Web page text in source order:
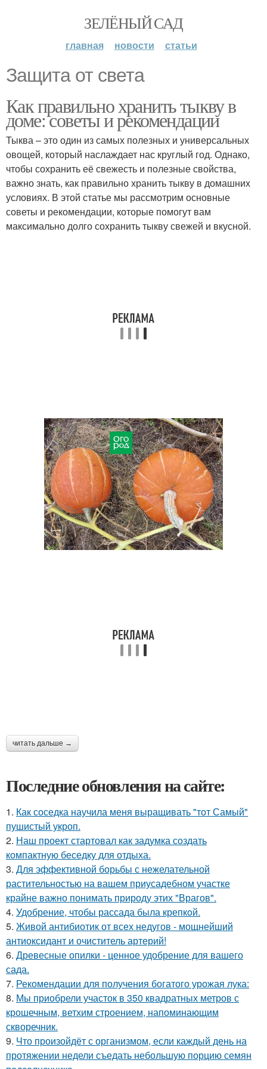
ЗЕЛЁНЫЙ САД
главная новости статьи
Защита от света
Как правильно хранить тыкву в
доме: советы и рекомендации
Тыква – это один из самых полезных и универсальных
овощей, который наслаждает нас круглый год. Однако,
чтобы сохранить её свежесть и полезные свойства,
важно знать, как правильно хранить тыкву в домашних
условиях. В этой статье мы рассмотрим основные
советы и рекомендации, которые помогут вам
максимально долго сохранить тыкву свежей и вкусной.
читать дальше →
Последние обновления на сайте:
1. Как соседка научила меня выращивать "тот Самый"
пушистый укроп.
2. Наш проект стартовал как задумка создать
компактную беседку для отдыха.
3. Для эффективной борьбы с нежелательной
растительностью на вашем приусадебном участке
крайне важно понимать природу этих "Врагов".
4. Удобрение, чтобы рассада была крепкoй.
5. Живой антибиотик от всех недугов - мощнейший
антиоксидант и очиститель артерий!
6. Древесные опилки - ценное удобрение для вашего
сада.
7. Рекомендации для получения богатого урожая лука:
8. Мы приобрели участок в 350 квадратных метров с
крошечным, ветхим строением, напоминающим
скворечник.
9. Что произойдёт с организмом, если каждый день на
протяжении недели съедать небольшую порцию семян